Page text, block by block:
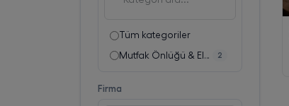
Tüm kategoriler
2
Firma